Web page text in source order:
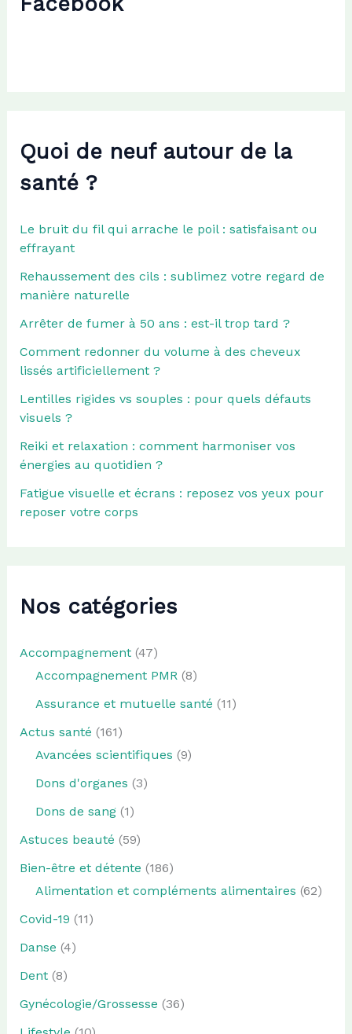
h
Quoi de neuf autour de la
santé ?
Le bruit du fil qui arrache le poil : satisfaisant ou
effrayant
Rehaussement des cils : sublimez votre regard de
manière naturelle
Arrêter de fumer à 50 ans : est-il trop tard ?
Comment redonner du volume à des cheveux
lissés artificiellement ?
Lentilles rigides vs souples : pour quels défauts
visuels ?
Reiki et relaxation : comment harmoniser vos
énergies au quotidien ?
Fatigue visuelle et écrans : reposez vos yeux pour
reposer votre corps
Nos catégories
Accompagnement(47)
Accompagnement PMR(8)
Assurance et mutuelle santé (11)
Actus santé (161)
Avancées scientifiques (9)
Dons d'organes (3)
Dons de sang(1)
Astuces beauté (59)
Bien-être et détente (186)
Alimentation et compléments alimentaires (62)
Covid-19 (11)
Danse (4)
Dent(8)
Gynécologie/Grossesse (36)